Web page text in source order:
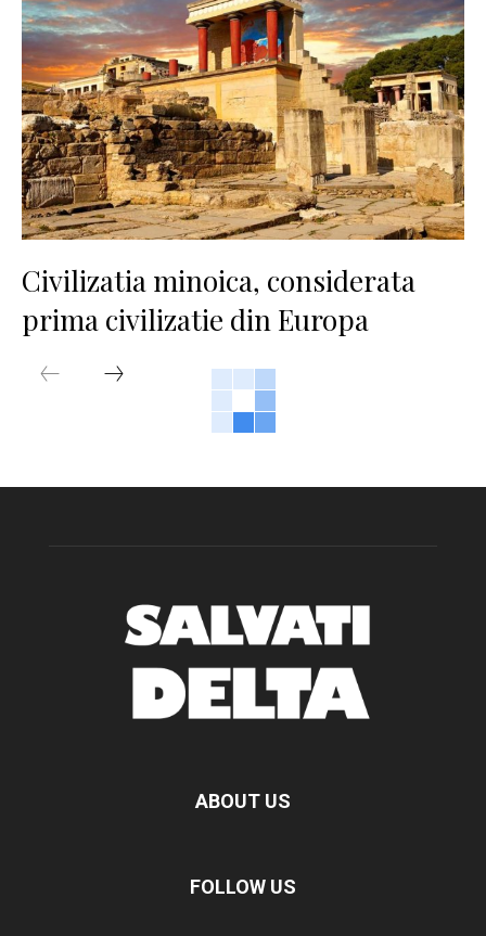
Civilizatia minoica, considerata
prima civilizatie din Europa
ABOUT US
FOLLOW US